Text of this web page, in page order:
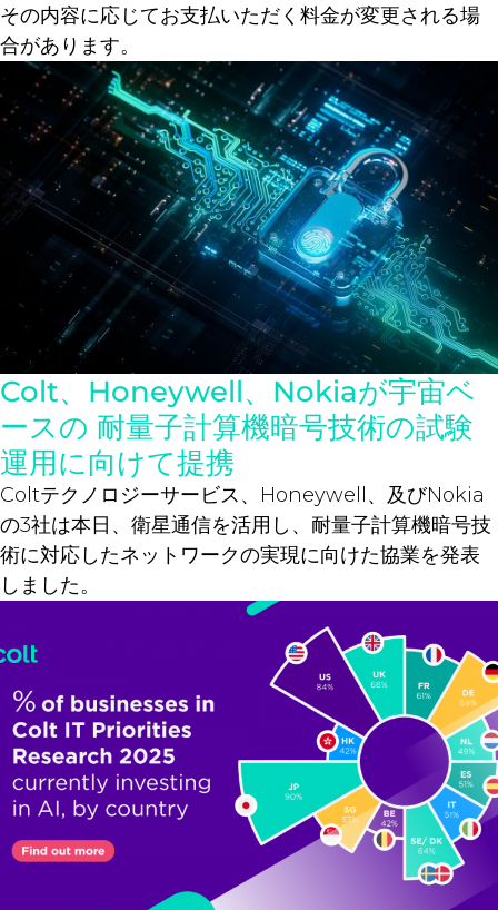
その内容に応じてお支払いただく料金が変更される場
合があります。
Colt、Honeywell、Nokiaが宇宙ベ
ースの 耐量子計算機暗号技術の試験
運用に向けて提携
Coltテクノロジーサービス、Honeywell、及びNokia
の3社は本日、衛星通信を活用し、耐量子計算機暗号技
術に対応したネットワークの実現に向けた協業を発表
しました。